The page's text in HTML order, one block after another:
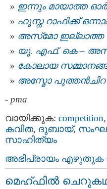
ഇന്നും മായാത്ത
ഹുസ്ന റാഫിക്ക്
അസ്‌മോ ഇല്ലാത്ത
യു. എഫ്. കെ –
കോലായ
അസ്മോ പുത്തൻചിറ
- pma
വായിക്കുക: competition,
കവിത, ദുബായ്‌,
സാഹിത്യം
അഭിപ്രായം എഴുതുക
മെഹ്ഫിൽ ചെറുകഥ